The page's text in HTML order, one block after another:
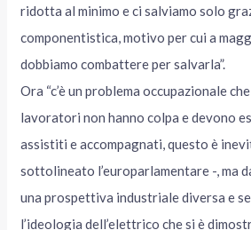
ridotta al minimo e ci salviamo solo
componentistica, motivo per cui a
dobbiamo combattere per salvarla”.
Ora “c’è un problema occupazionale
lavoratori non hanno colpa e devono
assistiti e accompagnati, questo è
sottolineato l’europarlamentare -, ma
una prospettiva industriale diversa e
l’ideologia dell’elettrico che si è